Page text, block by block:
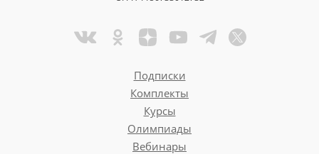
Подписки
Комплекты
Курсы
Олимпиады
Вебинары